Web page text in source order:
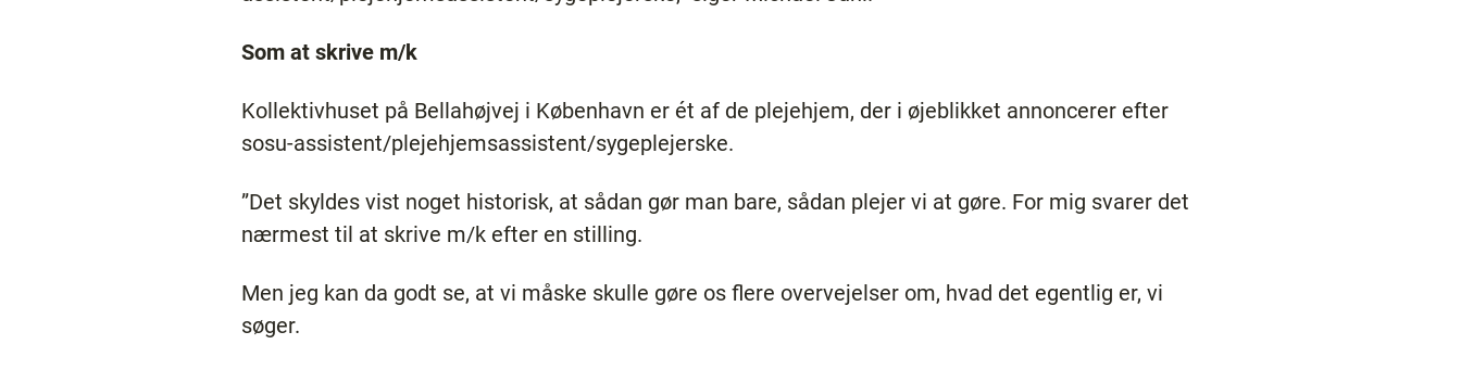
Som at skrive m/k
Kollektivhuset på Bellahøjvej i København er ét af de plejehjem, der i øjeblikket annoncerer efter
sosu-assistent/plejehjemsassistent/sygeplejerske.
”Det skyldes vist noget historisk, at sådan gør man bare, sådan plejer vi at gøre. For mig svarer det
nærmest til at skrive m/k efter en stilling.
Men jeg kan da godt se, at vi måske skulle gøre os flere overvejelser om, hvad det egentlig er, vi
søger.